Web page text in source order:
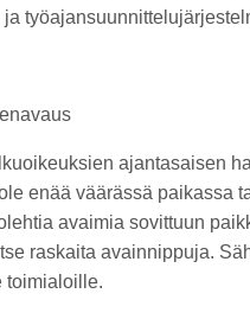
ajantasaisen
enää väärässä paikassa
avaimia sovittuun
raskaita avainnippuja.
toimialoille.